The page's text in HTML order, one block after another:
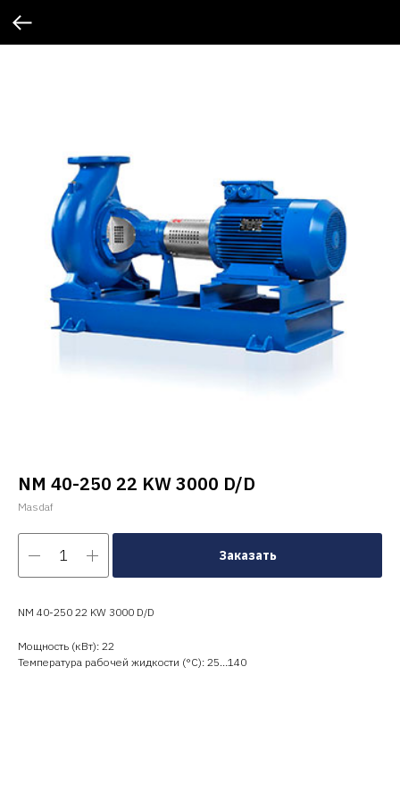
NM 40-250 22 KW 3000 D/D
Masdaf
Заказать
NM 40-250 22 KW 3000 D/D
Мощность (кВт): 22
Температура рабочей жидкости (°C): 25…140